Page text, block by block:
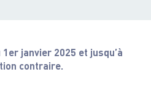
janvier 2025 et jusqu’à
contraire.